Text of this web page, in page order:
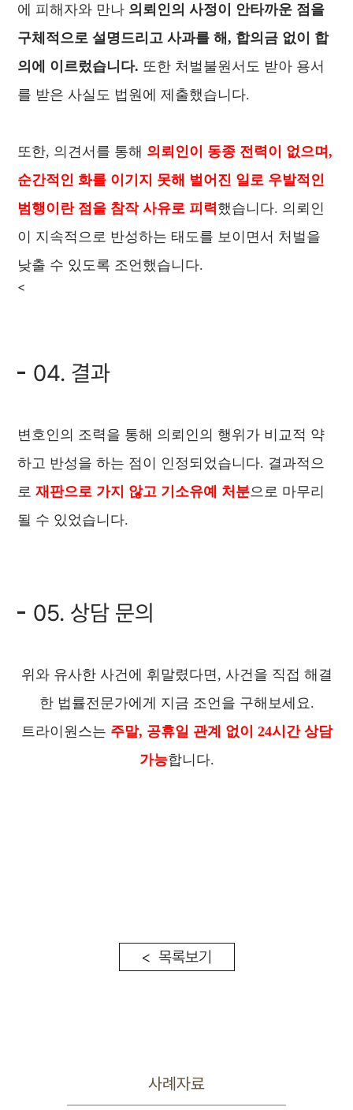
에 피해자와 만나 의뢰인의 사정이 안타까운 점을
구체적으로 설명드리고 사과를 해, 합의금 없이 합
의에 이르렀습니다. 또한 처벌불원서도 받아 용서
를 받은 사실도 법원에 제출했습니다.
또한, 의견서를 통해 의뢰인이 동종 전력이 없으며,
순간적인 화를 이기지 못해 벌어진 일로 우발적인
범행이란 점을 참작 사유로 피력했습니다. 의뢰인
이 지속적으로 반성하는 태도를 보이면서 처벌을
낮출 수 있도록 조언했습니다.
<
04. 결과
변호인의 조력을 통해 의뢰인의 행위가 비교적 약
하고 반성을 하는 점이 인정되었습니다. 결과적으
로재판으로 가지 않고 기소유예 처분으로 마무리
될 수 있었습니다.
05. 상담 문의
위와 유사한 사건에 휘말렸다면, 사건을 직접 해결
한 법률전문가에게 지금 조언을 구해보세요.
트라이원스는 주말, 공휴일 관계 없이 24시간 상담
가능합니다.
< 목록보기
사례자료